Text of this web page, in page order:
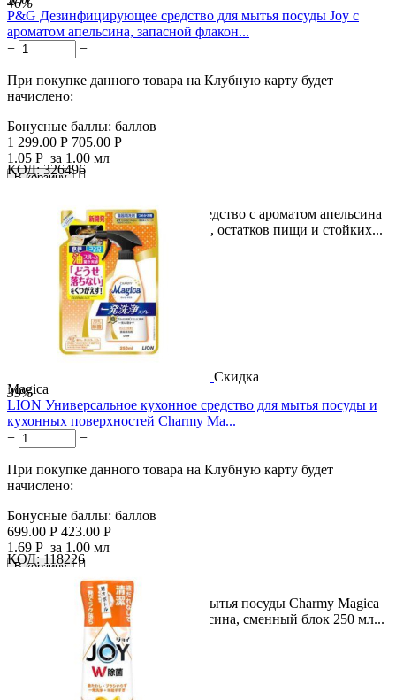
P&G Дезинфицирующее средство для мытья посуды Joy с
ароматом апельсина, запасной флакон...
+
−
При покупке данного товара на Клубную карту будет
начислено:
Бонусные баллы: баллов
1 299.00 Р 705.00 Р
1.05 Р за 1.00 мл
В корзину

Описание Дезинфицирующее средство с ароматом апельсина
для эффективного удаления жира, остатков пищи и стойких...
КОД: 326496
Скидка
39%
Magica
LION Универсальное кухонное средство для мытья посуды и
кухонных поверхностей Charmy Ma...
+
−
При покупке данного товара на Клубную карту будет
начислено:
Бонусные баллы: баллов
699.00 Р 423.00 Р
1.69 Р за 1.00 мл
В корзину

LION Средство спрей-пена для мытья посуды Charmy Magica
и кухонной утвари, аромат апельсина, сменный блок 250 мл...
КОД: 118226